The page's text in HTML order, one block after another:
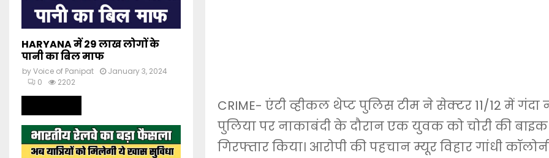
CRIME- एंटी व्हीकल थेप्ट पुलिस टीम ने सेक्टर 11/12 में गंदा
पुलिया पर नाकाबंदी के दौरान एक युवक को चोरी की
गिरफ्तार किया। आरोपी की पहचान म्यूर विहार गांधी
HARYANA में 29 लाख लोगों के
पानी का बिल माफ
byVoice of Panipat
January 3, 2024
0
2202